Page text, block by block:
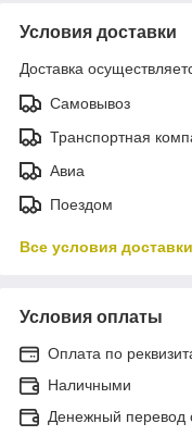
Условия доставки
Доставка
Самовывоз
Транспортная
Авиа
Поездом
Все условия доставки
Условия оплаты
Оплата по
Наличными
Денежный перевод